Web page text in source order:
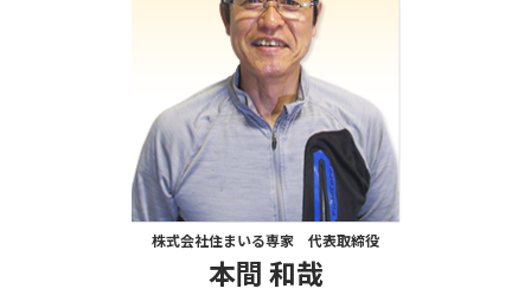
株式会社住まいる専家 代表取締役
本間 和哉